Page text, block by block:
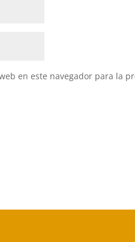
en este navegador para la